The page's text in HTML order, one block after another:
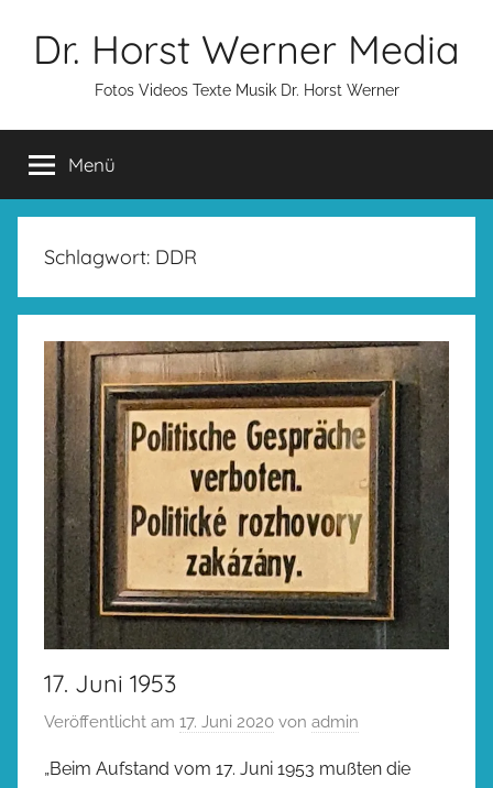
InhaltDr. Horst Werner Media
Fotos Videos Texte Musik Dr. Horst Werner
Menü
Schlagwort: DDR
17. Juni 1953
Veröffentlicht am 17. Juni 2020 von admin
„Beim Aufstand vom 17. Juni 1953 mußten die